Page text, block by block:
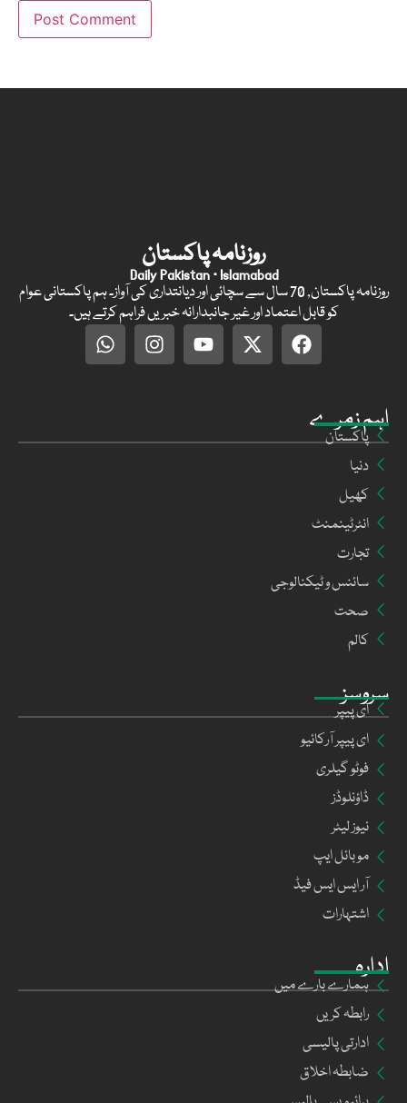
ادارہ
ہمارے بارے میں
رابطہ کریں
ادارتی پالیسی
ضابطہ اخلاق
سروسز
ای پیپر
ای پیپر آرکائیو
فوٹو گیلری
ڈاؤنلوڈز
نیوز لیٹر
موبائل ایپ
آر ایس ایس فیڈ
اشتہارات
اہم زمرے
پاکستان
دنیا
کھیل
انٹرٹینمنٹ
تجارت
سائنس و ٹیکنالوجی
صحت
کالم
روزنامہ پاکستان
Daily Pakistan · Islamabad
روزنامہ پاکستان, 70 سال سے سچائی اور دیانتداری کی آواز۔ ہم پاکستانی عوام
کو قابل اعتماد اور غیر جانبدارانہ خبریں فراہم کرتے ہیں۔